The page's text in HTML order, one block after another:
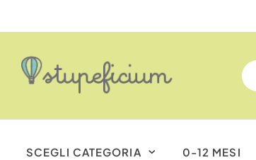
SCEGLI CATEGORIA 0-12 MESI